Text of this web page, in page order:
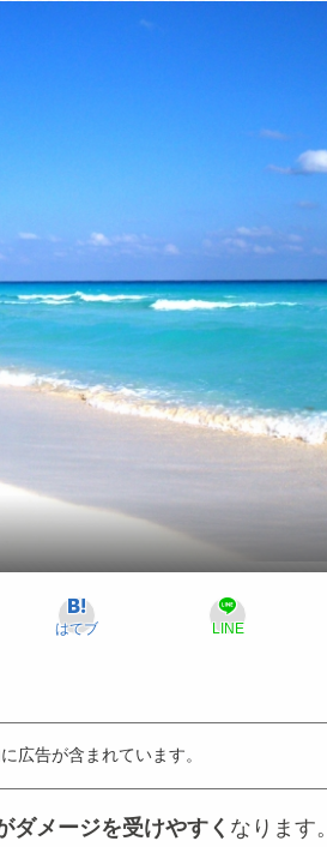
はてブ LINE
広告が含まれています。
ダメージを受けやすく なります。